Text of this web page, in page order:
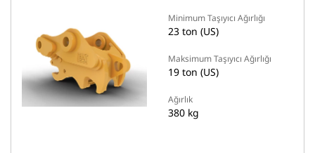
Minimum Taşıyıcı Ağırlığı
23 ton (US)
Maksimum Taşıyıcı Ağırlığı
19 ton (US)
Ağırlık
380 kg